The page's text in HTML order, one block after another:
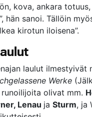
kova, ankara
hän sanoi. Tällöin
kirotun iloisena”.
laulut ilmestyivät
Werke
olivat mm.
Lenau ja Sturm, ja